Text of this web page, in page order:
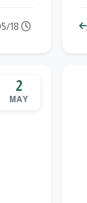
2
MAY